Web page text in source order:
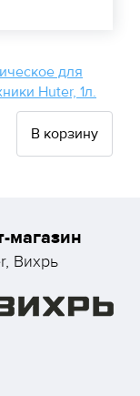
для
Huter, 1л.
В корзину
магазин
Вихрь